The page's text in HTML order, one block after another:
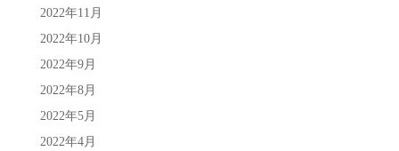
2022年11月
2022年10月
2022年9月
2022年8月
2022年5月
2022年4月